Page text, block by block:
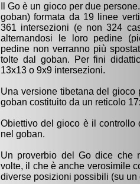
Il Go è un gioco per due
goban) formata da 19 linee
361 intersezioni (e non 324
alternandosi le loro pedine
pedine non verranno più
tolte dal goban. Per fini
13x13 o 9x9 intersezioni.
Una versione tibetana del
goban costituito da un reticolo
Obiettivo del gioco è il controllo
nel goban.
Un proverbio del Go dice che
volte, il che è anche verosimile
diverse posizioni possibili (su un